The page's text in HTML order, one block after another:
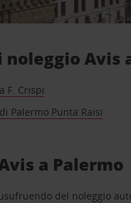
Avis
F. Crispi
Palermo Punta Raisi
a Palermo
del noleggio